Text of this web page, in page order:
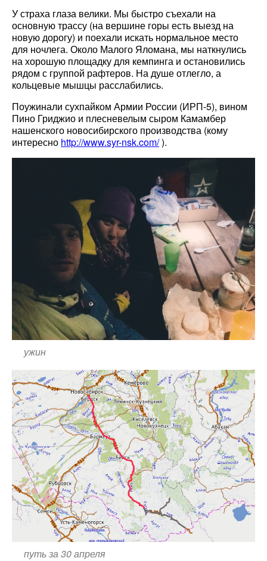
У страха глаза велики. Мы быстро съехали на
основную трассу (на вершине горы есть выезд на
новую дорогу) и поехали искать нормальное место
для ночлега. Около Малого Яломана, мы наткнулись
на хорошую площадку для кемпинга и остановились
рядом с группой рафтеров. На душе отлегло, а
кольцевые мышцы расслабились.
Поужинали сухпайком Армии России (ИРП-5), вином
Пино Гриджио и плесневелым сыром Камамбер
нашенского новосибирского производства (кому
интересно http://www.syr-nsk.com/).
ужин
путь за 30 апреля